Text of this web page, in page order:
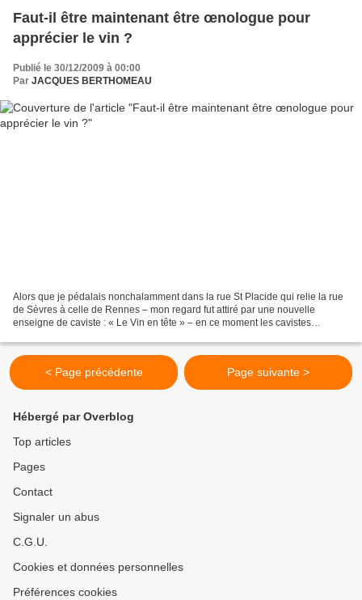
Faut-il être maintenant être œnologue pour
apprécier le vin ?
Publié le 30/12/2009 à 00:00
Par JACQUES BERTHOMEAU
Alors que je pédalais nonchalamment dans la rue St Placide qui relie la rue
de Sèvres à celle de Rennes – mon regard fut attiré par une nouvelle
enseigne de caviste : « Le Vin en tête » – en ce moment les cavistes
< Page précédente Page suivante >
Hébergé par Overblog
Top articles
Pages
Contact
Signaler un abus
C.G.U.
Cookies et données personnelles
Préférences cookies